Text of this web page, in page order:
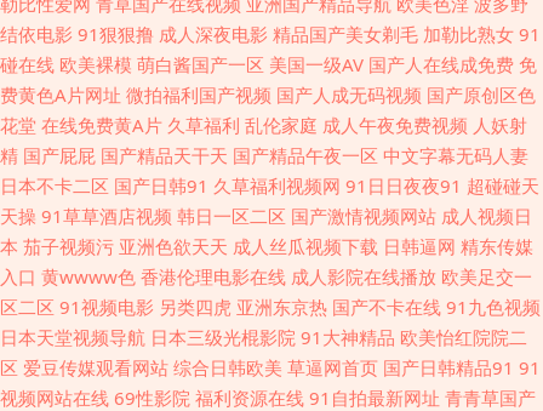
新浮力网址公 国产后入自慰大片 欧美久久成年网站 丝袜天堂网 91网页直接
看 白丝足交 囯产成人AV传媒 天天毛片 AV午夜激情 国产美女艹B 九九色色
欧美色图无毒 伊人大香蕉在线 91网站美女 韩国午夜探花 欧美在一区 伊人
AⅤ大香蕉 Www欧美爱爱 国产福利导航大全 户外露出自慰 另类色亚洲 在线
91 超碰99热香蕉 韩国无码三级 久久机热精品27 欧美久草在线 日韩啪啪导
航 影音AV无码资源 91在线白 肏屄的视频不卡的 日韩欧美色图0p 亚洲操逼
结依电影 91狠狠撸 成人深夜电影 精品国产美女剃毛 加勒比熟女 91
碰在线 欧美裸模 萌白酱国产一区 美国一级AV 国产人在线成免费 免
费黄色A片网址 微拍福利国产视频 国产人成无码视频 国产原创区色
花堂 在线免费黄A片 久草福利 乱伦家庭 成人午夜免费视频 人妖射
精 国产屁屁 国产精品天干天 国产精品午夜一区 中文字幕无码人妻
日本不卡二区 国产日韩91 久草福利视频网 91日日夜夜91 超碰碰天
天操 91草草酒店视频 韩日一区二区 国产激情视频网站 成人视频日
本 茄子视频污 亚洲色欲天天 成人丝瓜视频下载 日韩逼网 精东传媒
入口 黄wwww色 香港伦理电影在线 成人影院在线播放 欧美足交一
区二区 91视频电影 另类四虎 亚洲东京热 国产不卡在线 91九色视频
日本天堂视频导航 日本三级光棍影院 91大神精品 欧美怡红院院二
区 爱豆传媒观看网站 综合日韩欧美 草逼网首页 国产日韩精品91 91
视频网站在线 69性影院 福利资源在线 91自拍最新网址 青青草国产